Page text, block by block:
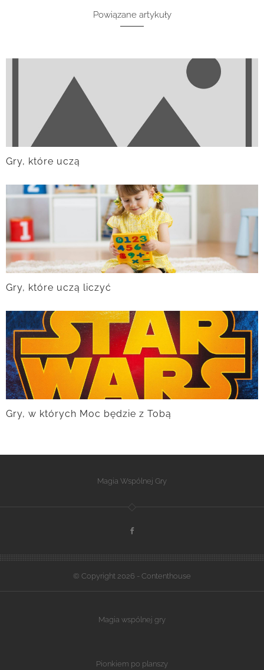
Powiązane artykuły
Gry, które uczą
Gry, które uczą liczyć
Gry, w których Moc będzie z Tobą
Magia Wspólnej Gry
© Copyright 2026 - Contenthouse
Magia wspólnej gry
Pionkiem po planszy